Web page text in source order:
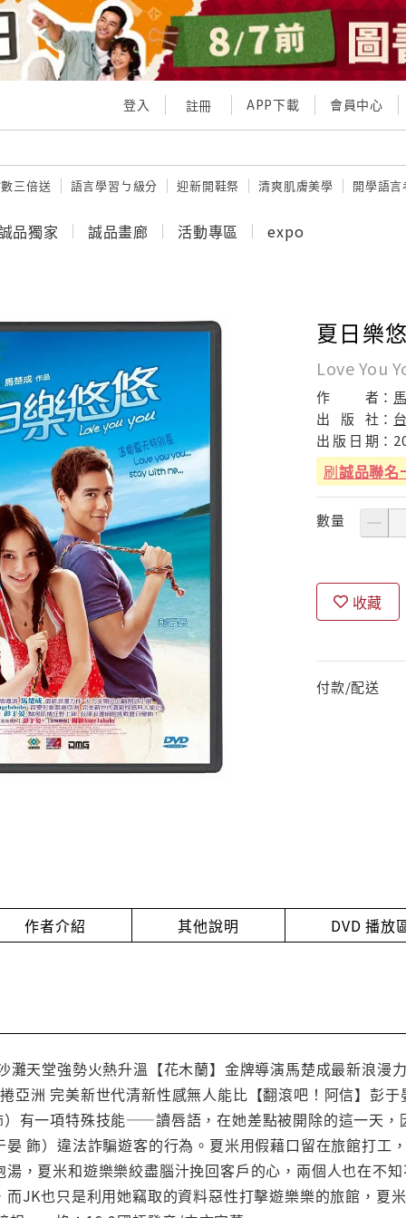
登入 註冊 APP下載 會員中心
三倍送 語言學習ㄅ級分 迎新開鞋祭 清爽肌膚美學 開學語
品獨家 誠品畫廊 活動專區 expo
夏日樂
Love You
作 者：
出
版 社：
出 版 日 期：
刷誠品聯名
數量
收藏
付款/配送
作者介紹 其他說明 DVD 播放
灘天堂強勢火熱升溫【花木蘭】金牌導演馬楚成最新浪漫
亞洲 完美新世代清新性感無人能比【翻滾吧！阿信】彭
有一項特殊技能——讀唇語，在她差點被開除的這一天，
飾）違法詐騙遊客的行為。夏米用假藉口留在旅館打工
，夏米和遊樂樂絞盡腦汁挽回客戶的心，兩個人也在不
JK也只是利用她竊取的資料惡性打擊遊樂樂的旅館，夏